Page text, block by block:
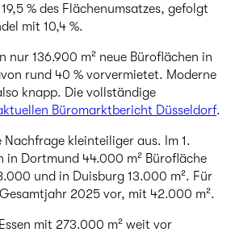
% des Flächenumsatzes, gefolgt
mit 10,4 %.
nur 136.900 m² neue Büroflächen in
rund 40 % vorvermietet. Moderne
knapp. Die vollständige
Büromarktbericht Düsseldorf.
Nachfrage kleinteiliger aus. Im 1.
in Dortmund 44.000 m² Bürofläche
und in Duisburg 13.000 m². Für
2025 vor, mit 42.000 m².
mit 273.000 m² weit vor